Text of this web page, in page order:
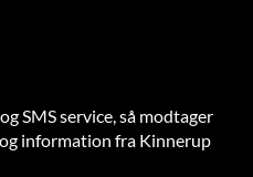
SMS service, så modtager
information fra Kinnerup